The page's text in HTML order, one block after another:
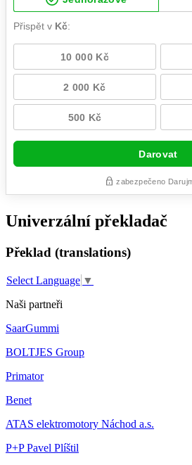
Univerzální překladač
Překlad (translations)
Select Language ▼
Naši partneři
SaarGummi
BOLTJES Group
Primator
Benet
ATAS elektromotory Náchod a.s.
P+P Pavel Plíštil